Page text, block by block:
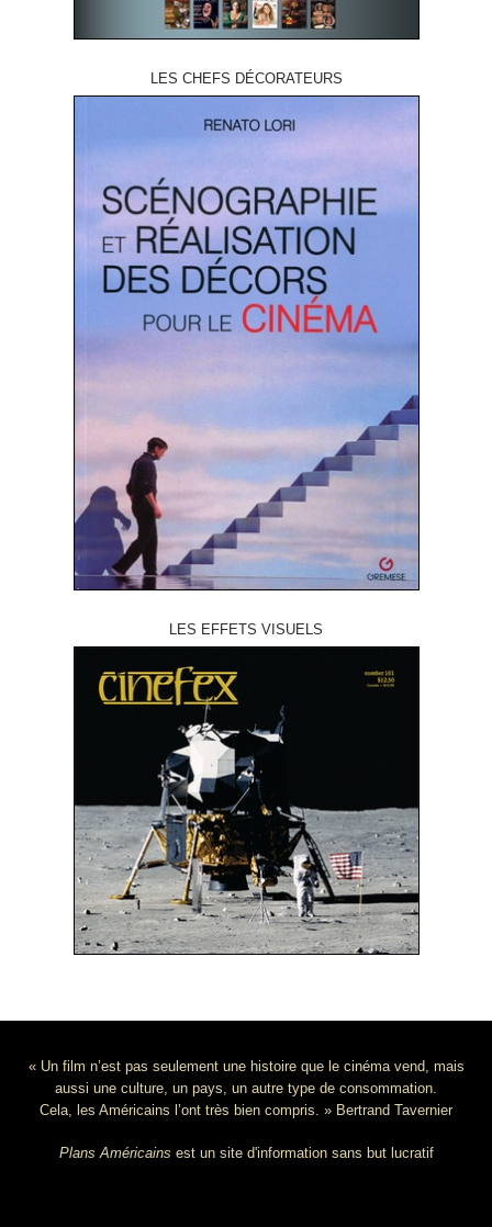
LES CHEFS DÉCORATEURS
LES EFFETS VISUELS
« Un film n’est pas seulement une histoire que le cinéma vend, mais
aussi une culture, un pays, un autre type de consommation.
Cela, les Américains l’ont très bien compris. » Bertrand Tavernier
Plans Américains est un site d'information sans but lucratif